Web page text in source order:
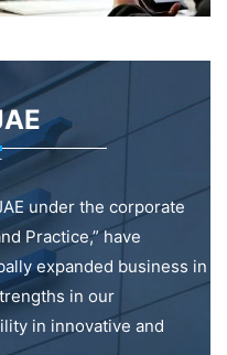
under the corporate
Practice,” have
expanded business in
in our
in innovative and